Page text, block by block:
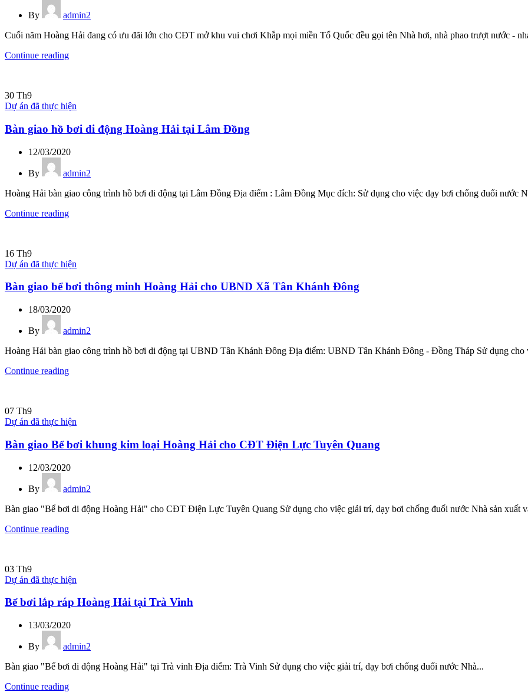
By
admin2
Cuối năm Hoàng Hải đang có ưu đãi lớn cho CĐT mở khu vui chơi Khắp mọi miền Tổ Quốc đều gọi tên Nhà hơi, nhà phao trượt nước -
Continue reading
30 Th9
Dự án đã thực hiện
Bàn giao hồ bơi di động Hoàng Hải tại Lâm Đồng
12/03/2020
By
admin2
Hoàng Hải bàn giao công trình hồ bơi di động tại Lâm Đồng Địa điểm : Lâm Đồng Mục đích: Sử dụng cho việc dạy bơi chống đuối nước
Continue reading
16 Th9
Dự án đã thực hiện
Bàn giao bể bơi thông minh Hoàng Hải cho UBND Xã Tân Khánh Đông
18/03/2020
By
admin2
Hoàng Hải bàn giao công trình hồ bơi di động tại UBND Tân Khánh Đông Địa điểm: UBND Tân Khánh Đông - Đồng Tháp Sử dụng cho
Continue reading
07 Th9
Dự án đã thực hiện
Bàn giao Bể bơi khung kim loại Hoàng Hải cho CĐT Điện Lực Tuyên Quang
12/03/2020
By
admin2
Bàn giao "Bể bơi di động Hoàng Hải" cho CĐT Điện Lực Tuyên Quang Sử dụng cho việc giải trí, dạy bơi chống đuối nước Nhà sản xuất
Continue reading
03 Th9
Dự án đã thực hiện
Bể bơi lắp ráp Hoàng Hải tại Trà Vinh
13/03/2020
By
admin2
Bàn giao "Bể bơi di động Hoàng Hải" tại Trà vinh Địa điểm: Trà Vinh Sử dụng cho việc giải trí, dạy bơi chống đuối nước Nhà...
Continue reading